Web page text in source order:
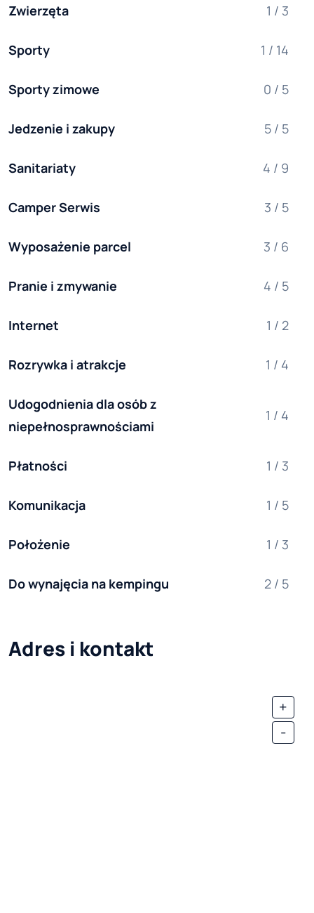
Zwierzęta 1 / 3
Sporty 1 / 14
Sporty zimowe 0 / 5
Jedzenie i zakupy 5 / 5
Sanitariaty 4 / 9
Camper Serwis 3 / 5
Wyposażenie parcel 3 / 6
Pranie i zmywanie 4 / 5
Internet 1 / 2
Rozrywka i atrakcje 1 / 4
Udogodnienia dla osób z
niepełnosprawnościami
1 / 4
Płatności 1 / 3
Komunikacja 1 / 5
Położenie 1 / 3
Do wynajęcia na kempingu 2 / 5
Adres i kontakt
+
-